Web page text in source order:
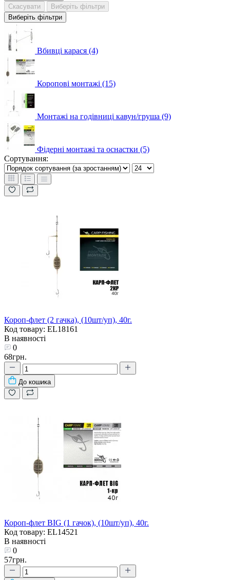
Скасувати
Виберіть фільтри
Виберіть фільтри
Вбивці карася (4)
Коропові монтажі (15)
Монтажі на годівниці кавун/груша (9)
Фідерні монтажі та оснастки (5)
Сортування:
Короп-флет (2 гачка), (10шт/уп), 40г.
Код товару: EL18161
В наявності
0
68грн.
До кошика
Короп-флет BIG (1 гачок), (10шт/уп), 40г.
Код товару: EL14521
В наявності
0
57грн.